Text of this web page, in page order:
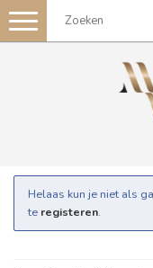
Toggle
navigation
Helaas kun je niet als
te registeren.